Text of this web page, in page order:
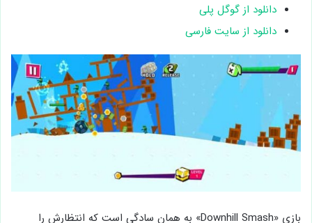
دانلود از گوگل پلی
دانلود از سایت فارسی
بازی «Downhill Smash» به همان سادگی است که انتظارش را